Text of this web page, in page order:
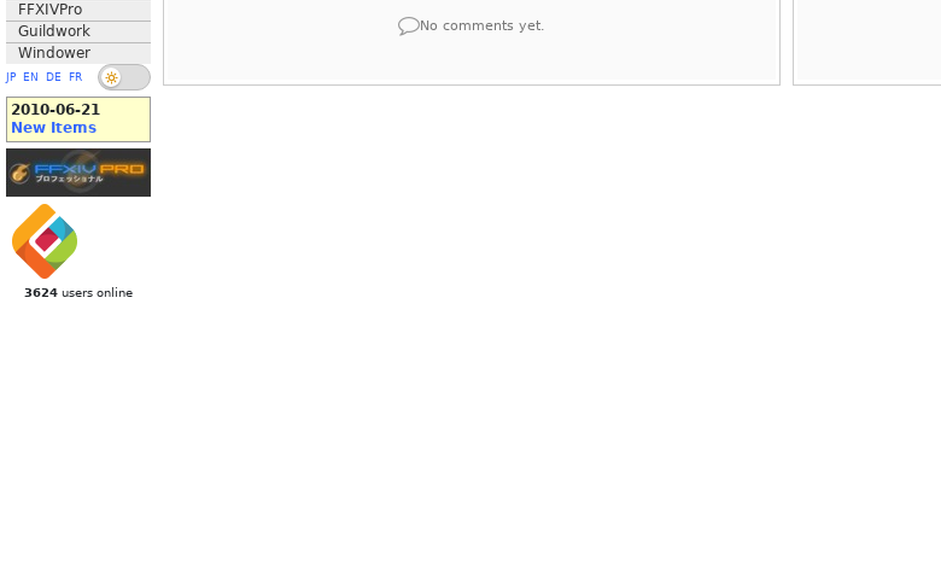
FFXIVPro
Guildwork
Windower
JP EN DE FR
2010-06-21
New Items
3624 users online
No comments yet.